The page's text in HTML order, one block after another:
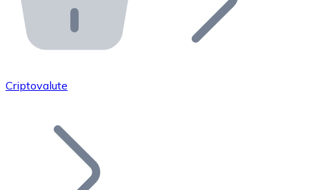
API Bitnovo
Integra la nostra API nel tuo ecosistema.
Unisciti alla nostra rete di rivenditori e
Aggiungi il token del tuo progetto al nostro servizio di
Criptovalute